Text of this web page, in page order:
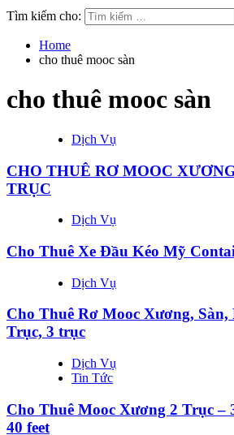
Tìm kiếm cho:
Home
cho thuê mooc sàn
cho thuê mooc sàn
Dịch Vụ
CHO THUÊ RƠ MOOC
TRỤC
Dịch Vụ
Cho Thuê Xe Đầu Kéo Mỹ
Dịch Vụ
Cho Thuê Rơ Mooc Xương, Sàn,
Trục, 3 trục
Dịch Vụ
Tin Tức
Cho Thuê Mooc Xương 2 Trục –
40 feet